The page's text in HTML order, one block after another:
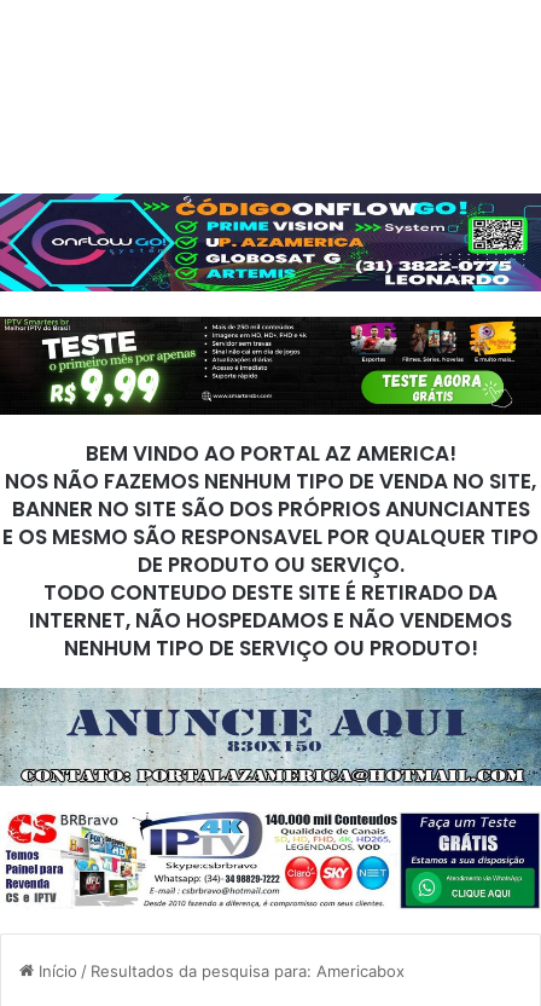
BEM VINDO AO PORTAL AZ AMERICA!
NOS NÃO FAZEMOS NENHUM TIPO DE VENDA NO SITE,
BANNER NO SITE SÃO DOS PRÓPRIOS ANUNCIANTES
E OS MESMO SÃO RESPONSAVEL POR QUALQUER TIPO
DE PRODUTO OU SERVIÇO.
TODO CONTEUDO DESTE SITE É RETIRADO DA
INTERNET, NÃO HOSPEDAMOS E NÃO VENDEMOS
NENHUM TIPO DE SERVIÇO OU PRODUTO!
Início / Resultados da pesquisa para: Americabox